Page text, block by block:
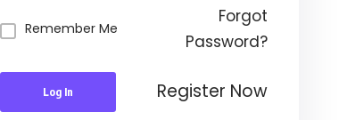
Remember Me
Forgot
Password?
Log In Register Now